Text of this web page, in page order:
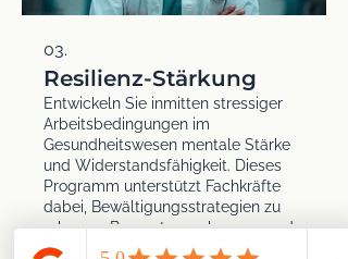
03.
Resilienz-Stärkung
Entwickeln Sie inmitten stressiger
Arbeitsbedingungen im
Gesundheitswesen mentale Stärke
und Widerstandsfähigkeit. Dieses
Programm unterstützt Fachkräfte
dabei, Bewältigungsstrategien zu
erlernen, Burnout vorzubeugen und
ihr emotionales Wohlbefinden zu
Mehr anzeigen